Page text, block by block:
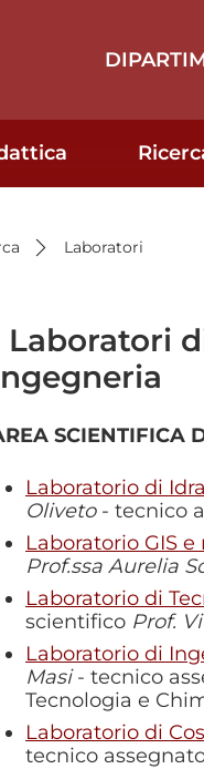
Laboratori
Laboratori
SCIENTIFICA
Laboratorio di
Oliveto- tecnico
Laboratorio GIS
Prof.ssa Aurelia
Laboratorio di
scientifico Prof.
Laboratorio di
Masi- tecnico
Tecnologia e
Laboratorio di
tecnico